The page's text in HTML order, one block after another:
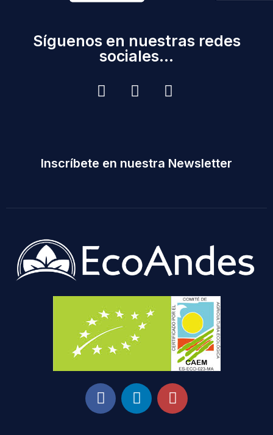
Síguenos en nuestras redes
sociales...
Inscríbete en nuestra Newsletter